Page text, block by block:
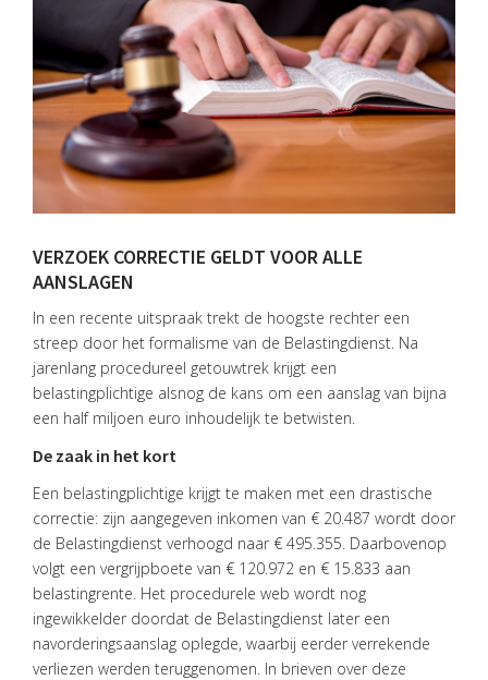
HOME
DIENSTEN
OVER
VISIE
VERZOEK CORRECTIE GELDT VOOR ALLE
AANSLAGEN
In een recente uitspraak trekt de hoogste rechter een
streep door het formalisme van de Belastingdienst. Na
jarenlang procedureel getouwtrek krijgt een
belastingplichtige alsnog de kans om een aanslag van bijna
een half miljoen euro inhoudelijk te betwisten.
De zaak in het kort
Een belastingplichtige krijgt te maken met een drastische
correctie: zijn aangegeven inkomen van € 20.487 wordt door
de Belastingdienst verhoogd naar € 495.355. Daarbovenop
volgt een vergrijpboete van € 120.972 en € 15.833 aan
belastingrente. Het procedurele web wordt nog
ingewikkelder doordat de Belastingdienst later een
navorderingsaanslag oplegde, waarbij eerder verrekende
verliezen werden teruggenomen. In brieven over deze